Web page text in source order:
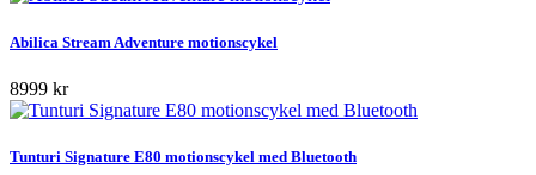
Abilica Stream Adventure motionscykel
8999 kr
Tunturi Signature E80 motionscykel med Bluetooth